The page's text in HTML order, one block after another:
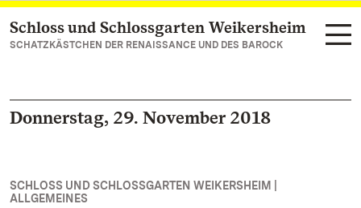
Zum Hauptinhalt springen
Schloss und Schlossgarten Weikersheim
SCHATZKÄSTCHEN DER RENAISSANCE UND DES BAROCK
Donnerstag, 29. November 2018
SCHLOSS UND SCHLOSSGARTEN WEIKERSHEIM |
ALLGEMEINES